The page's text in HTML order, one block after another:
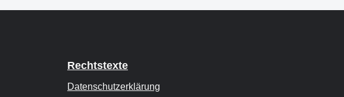
Rechtstexte
Datenschutzerklärung